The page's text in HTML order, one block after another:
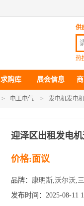
供
热
求购库 展会信息
> 电工电气 > 发电机发电
迎泽区出租发电
价格:面议
品牌： 康明斯,沃尔沃,
发布时间：2025-08-11